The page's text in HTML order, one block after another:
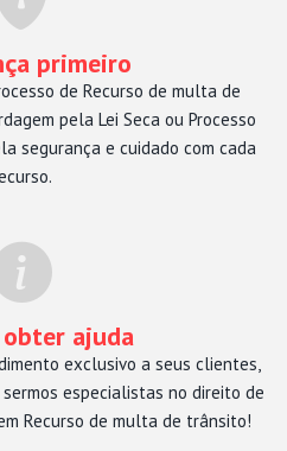
primeiro
de Recurso de multa de
pela Lei Seca ou Processo
segurança e cuidado com cada
ajuda
exclusivo a seus clientes,
especialistas no direito de
Recurso de multa de trânsito!